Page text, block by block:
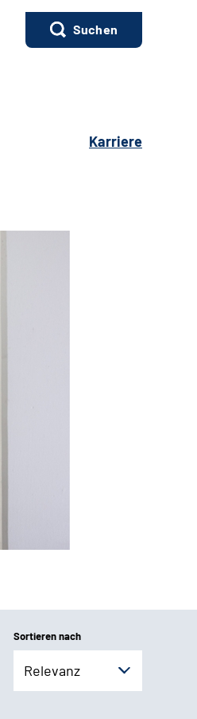
Suchen
Karriere
Sortieren nach
Relevanz